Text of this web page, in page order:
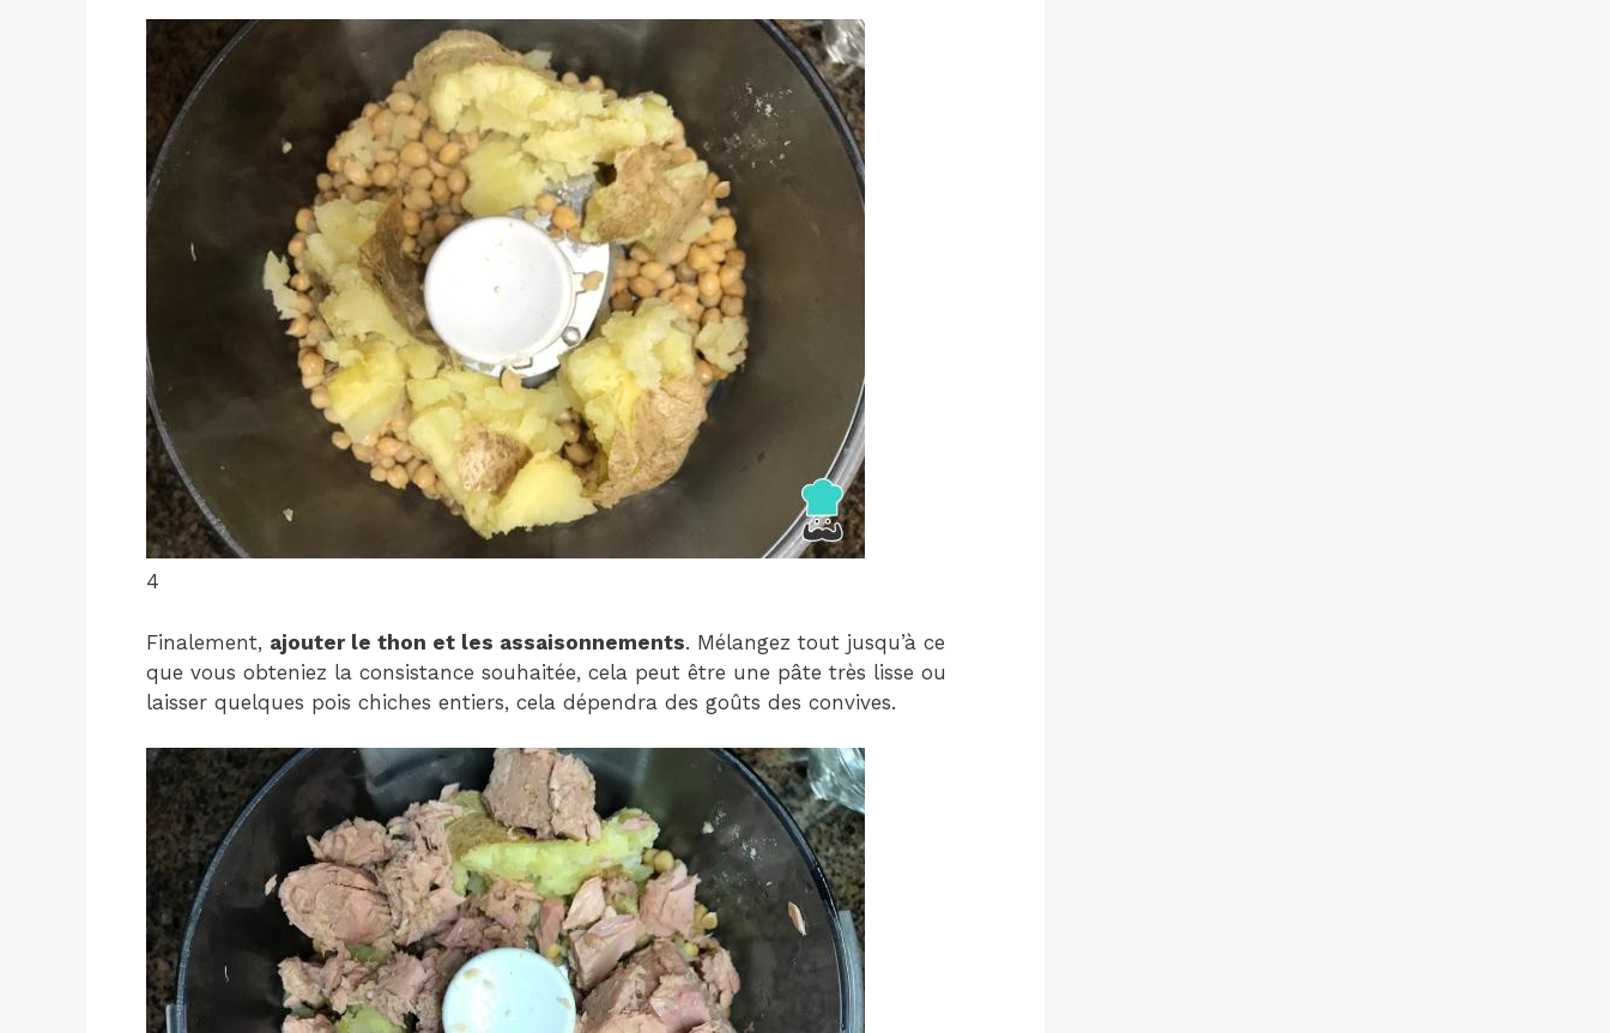
4
Finalement, ajouter le thon et les assaisonnements. Mélangez tout jusqu’à ce
que vous obteniez la consistance souhaitée, cela peut être une pâte très lisse ou
laisser quelques pois chiches entiers, cela dépendra des goûts des convives.